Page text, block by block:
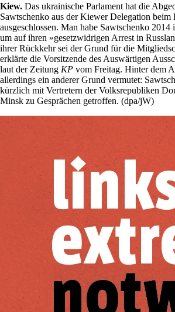
Kiew. Das ukrainische Parlament hat die
Sawtschenko aus der Kiewer Delegation beim
ausgeschlossen. Man habe Sawtschenko 2014
um auf ihren »gesetzwidrigen Arrest in
ihrer Rückkehr sei der Grund für die
erklärte die Vorsitzende des Auswärtigen
laut der Zeitung KP vom Freitag. Hinter dem
allerdings ein anderer Grund vermutet:
kürzlich mit Vertretern der Volksrepubliken
Minsk zu Gesprächen getroffen. (dpa/jW)